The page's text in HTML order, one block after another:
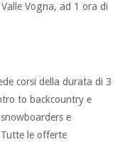
Vogna, ad 1 ora di
corsi della durata di 3
to backcountry e
e
Tutte le offerte